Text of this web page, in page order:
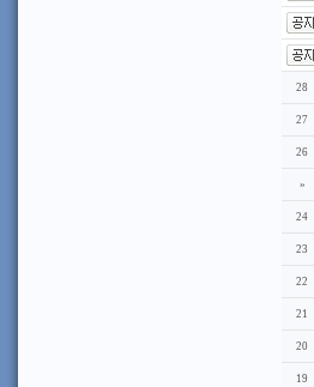
28
27
26
»
24
23
22
21
20
19